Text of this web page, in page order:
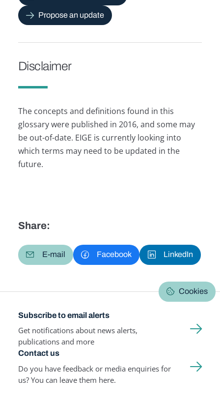
Propose an update
Disclaimer
The concepts and definitions found in this
glossary were published in 2016, and some may
be out-of-date. EIGE is currently looking into
which terms may need to be updated in the
future.
Share:
E-mail Facebook LinkedIn
Cookies
Subscribe to email alerts
Get notifications about news alerts,
publications and more
Contact us
Do you have feedback or media enquiries for
us? You can leave them here.